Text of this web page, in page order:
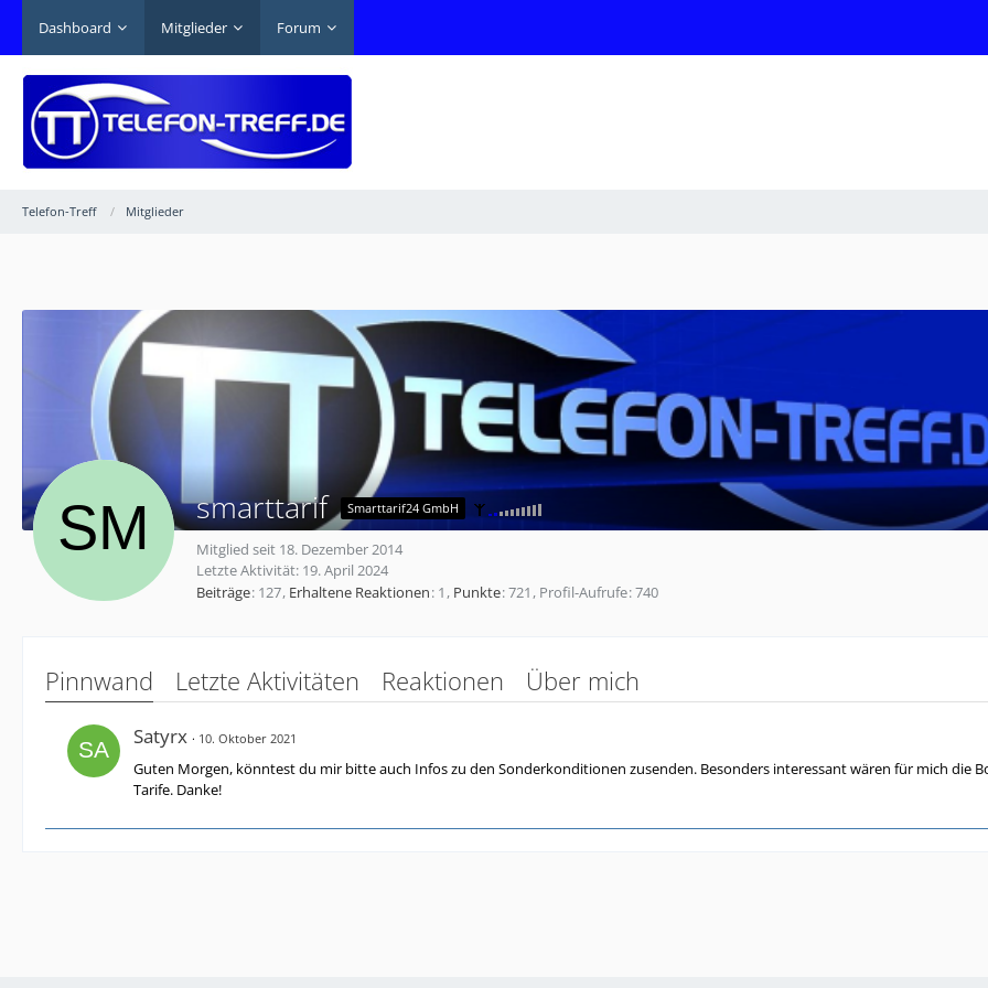
Dashboard Mitglieder Forum
Telefon-Treff Mitglieder
smarttarif Smarttarif24 GmbH
Mitglied seit 18. Dezember 2014
Letzte Aktivität: 19. April 2024
Beiträge 127 Erhaltene Reaktionen 1 Punkte 721 Profil-Aufrufe 740
Pinnwand Letzte Aktivitäten Reaktionen Über mich
Satyrx 10. Oktober 2021
Guten Morgen, könntest du mir bitte auch Infos zu den Sonderkonditionen zusenden. Besonders interessant wären für mich die
Tarife. Danke!